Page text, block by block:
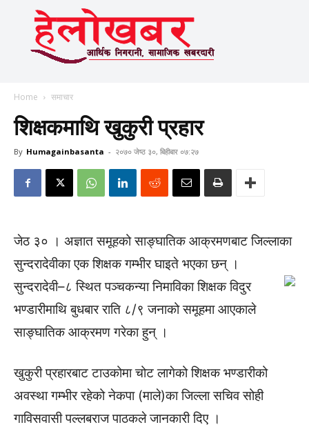
Home समाचार
शिक्षकमाथि खुकुरी प्रहार
By Humagainbasanta - २०७० जेष्ठ ३०, बिहीबार ०७:२७
जेठ ३० । अज्ञात समूहको साङ्घातिक आक्रमणबाट जिल्लाका
सुन्दरादेवीका एक शिक्षक गम्भीर घाइते भएका छन् ।
सुन्दरादेवी–८ स्थित पञ्चकन्या निमाविका शिक्षक विदुर
भण्डारीमाथि बुधबार राति ८/९ जनाको समूहमा आएकाले
साङ्घातिक आक्रमण गरेका हुन् ।
खुकुरी प्रहारबाट टाउकोमा चोट लागेको शिक्षक भण्डारीको
अवस्था गम्भीर रहेको नेकपा (माले)का जिल्ला सचिव सोही
गाविसवासी पल्लबराज पाठकले जानकारी दिए ।